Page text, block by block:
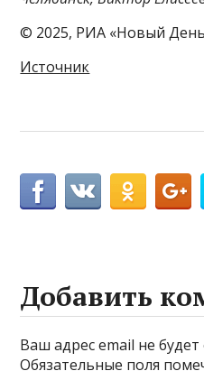
© 2025, РИА «Новый
Источник
Добавить
Ваш адрес email не
Обязательные поля